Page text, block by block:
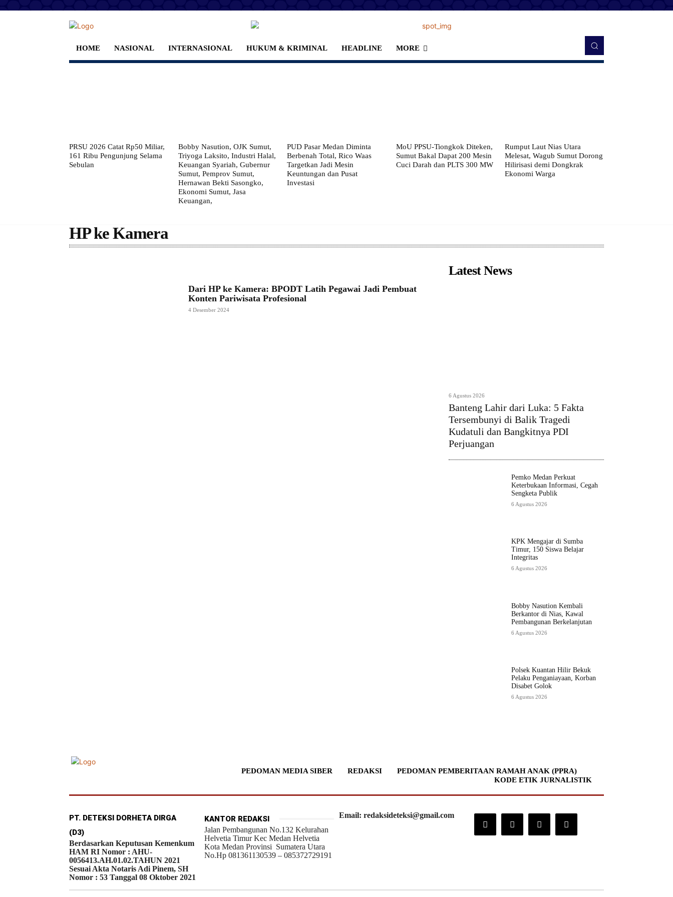
HOME NASIONAL INTERNASIONAL HUKUM & KRIMINAL HEADLINE MORE
PRSU 2026 Catat Rp50 Miliar,
161 Ribu Pengunjung Selama
Sebulan
Bobby Nasution, OJK Sumut,
Triyoga Laksito, Industri Halal,
Keuangan Syariah, Gubernur
Sumut, Pemprov Sumut,
Hernawan Bekti Sasongko,
Ekonomi Sumut, Jasa
Keuangan,
PUD Pasar Medan Diminta
Berbenah Total, Rico Waas
Targetkan Jadi Mesin
Keuntungan dan Pusat
Investasi
MoU PPSU-Tiongkok Diteken,
Sumut Bakal Dapat 200 Mesin
Cuci Darah dan PLTS 300 MW
Rumput Laut Nias Utara
Melesat, Wagub Sumut Dorong
Hilirisasi demi Dongkrak
Ekonomi Warga
HP ke Kamera
Dari HP ke Kamera: BPODT Latih Pegawai Jadi Pembuat
Konten Pariwisata Profesional
4 Desember 2024
Latest News
6 Agustus 2026
Banteng Lahir dari Luka: 5 Fakta
Tersembunyi di Balik Tragedi
Kudatuli dan Bangkitnya PDI
Perjuangan
Pemko Medan Perkuat
Keterbukaan Informasi, Cegah
Sengketa Publik
6 Agustus 2026
KPK Mengajar di Sumba
Timur, 150 Siswa Belajar
Integritas
6 Agustus 2026
Bobby Nasution Kembali
Berkantor di Nias, Kawal
Pembangunan Berkelanjutan
6 Agustus 2026
Polsek Kuantan Hilir Bekuk
Pelaku Penganiayaan, Korban
Disabet Golok
6 Agustus 2026
PEDOMAN MEDIA SIBER REDAKSI
PEDOMAN PEMBERITAAN RAMAH ANAK (PPRA)
KODE ETIK JURNALISTIK
PT. DETEKSI DORHETA DIRGA
(D3)
Berdasarkan Keputusan Kemenkum
HAM RI Nomor : AHU-
0056413.AH.01.02.TAHUN 2021
Sesuai Akta Notaris Adi Pinem, SH
Nomor : 53 Tanggal 08 Oktober 2021
KANTOR REDAKSI
Jalan Pembangunan No.132 Kelurahan
Helvetia Timur Kec Medan Helvetia
Kota Medan Provinsi Sumatera Utara
No.Hp 081361130539 – 085372729191
Email: redaksideteksi@gmail.com